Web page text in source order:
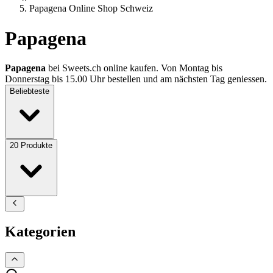
Papagena Online Shop Schweiz
Papagena
Papagena bei Sweets.ch online kaufen. Von Montag bis
Donnerstag bis 15.00 Uhr bestellen und am nächsten Tag geniessen.
Beliebteste
20 Produkte
Kategorien